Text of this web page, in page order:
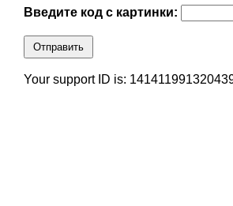
Введите код с картинки:
Отправить
Your support ID is: